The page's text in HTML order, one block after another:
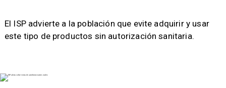
El ISP advierte a la población que evite adquirir y usar
este tipo de productos sin autorización sanitaria.